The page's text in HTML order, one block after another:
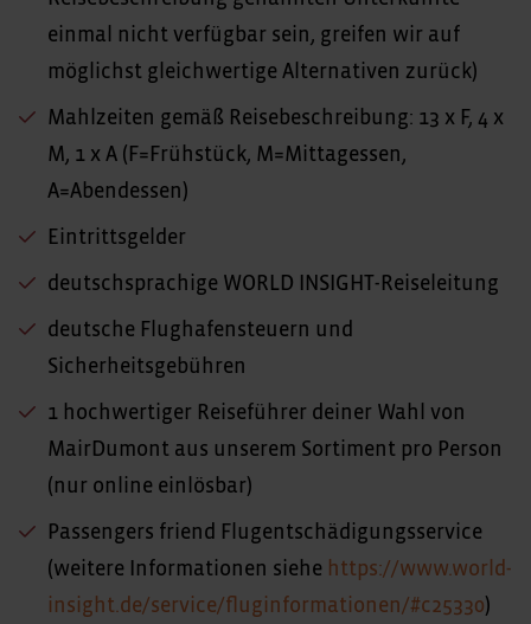
einmal nicht verfügbar sein, greifen wir auf
möglichst gleichwertige Alternativen zurück)
Mahlzeiten gemäß Reisebeschreibung: 13 x F, 4 x
M, 1 x A (F=Frühstück, M=Mittagessen,
A=Abendessen)
Eintrittsgelder
deutschsprachige WORLD INSIGHT-Reiseleitung
deutsche Flughafensteuern und
Sicherheitsgebühren
1 hochwertiger Reiseführer deiner Wahl von
MairDumont aus unserem Sortiment pro Person
(nur online einlösbar)
Passengers friend Flugentschädigungsservice
(weitere Informationen siehe https://www.world-
insight.de/service/fluginformationen/#c25330)